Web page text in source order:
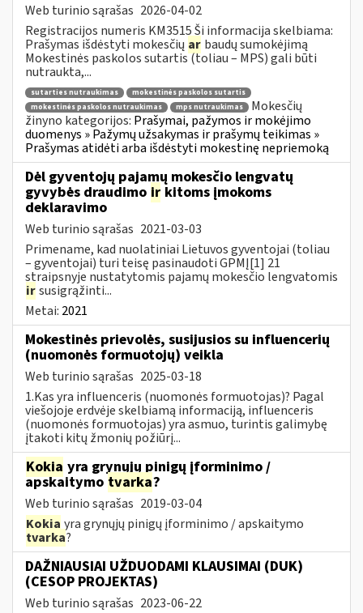
Web turinio sąrašas 2026-04-02
Registracijos numeris KM3515 Ši informacija skelbiama:
Prašymas išdėstyti mokesčių ar baudų sumokėjimą
Mokestinės paskolos sutartis (toliau – MPS) gali būti
nutraukta,...
sutarties nutraukimas
mokestinės paskolos sutartis
mokestinės paskolos nutraukimas
mps nutraukimas
Mokesčių
žinyno kategorijos: Prašymai, pažymos ir mokėjimo
duomenys » Pažymų užsakymas ir prašymų teikimas »
Prašymas atidėti arba išdėstyti mokestinę nepriemoką
Dėl gyventojų pajamų mokesčio lengvatų
gyvybės draudimo ir kitoms įmokoms
deklaravimo
Web turinio sąrašas 2021-03-03
Primename, kad nuolatiniai Lietuvos gyventojai (toliau
– gyventojai) turi teisę pasinaudoti GPMĮ[1] 21
straipsnyje nustatytomis pajamų mokesčio lengvatomis
irsusigrąžinti...
Metai: 2021
Mokestinės prievolės, susijusios su influencerių
(nuomonės formuotojų) veikla
Web turinio sąrašas 2025-03-18
1.Kas yra influenceris (nuomonės formuotojas)? Pagal
viešojoje erdvėje skelbiamą informaciją, influenceris
(nuomonės formuotojas) yra asmuo, turintis galimybę
įtakoti kitų žmonių požiūrį...
Kokia yra grynųjų pinigų įforminimo /
apskaitymo tvarka?
Web turinio sąrašas 2019-03-04
Kokia yra grynųjų pinigų įforminimo / apskaitymo
tvarka?
DAŽNIAUSIAI UŽDUODAMI KLAUSIMAI (DUK)
(CESOP PROJEKTAS)
Web turinio sąrašas 2023-06-22